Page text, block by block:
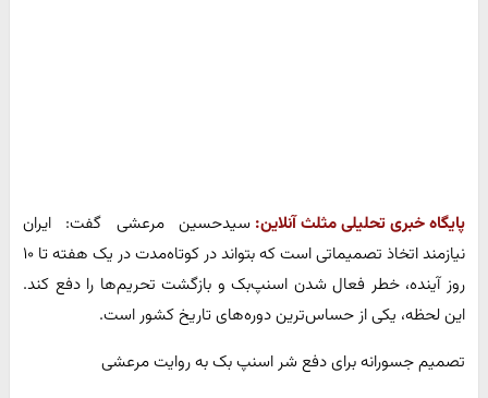
پایگاه خبری تحلیلی مثلث آنلاین: سیدحسین مرعشی گفت: ایران
نیازمند اتخاذ تصمیماتی است که بتواند در کوتاه‌مدت در یک هفته تا ۱۰
روز آینده، خطر فعال شدن اسنپ‌بک و بازگشت تحریم‌ها را دفع کند.
این لحظه، یکی از حساس‌ترین دوره‌های تاریخ کشور است.
تصمیم جسورانه برای دفع شر اسنپ بک به روایت مرعشی